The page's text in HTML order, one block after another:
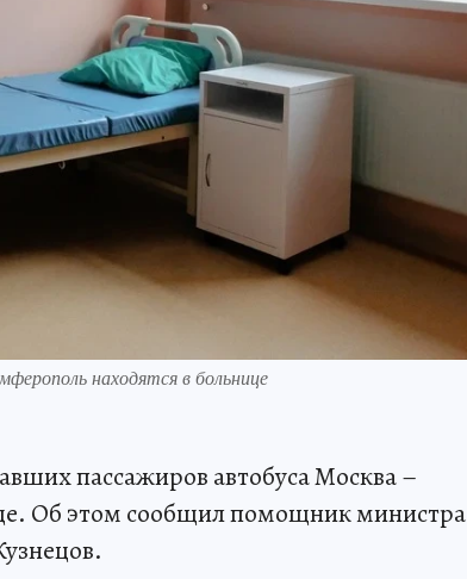
находятся в больнице
пассажиров автобуса Москва –
Об этом сообщил помощник министра